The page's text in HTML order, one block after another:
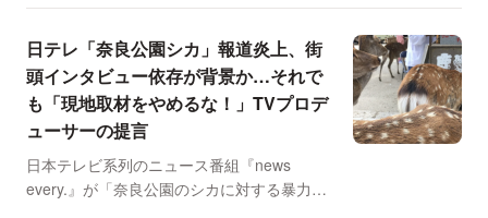
日テレ「奈良公園シカ」報道炎上、街
頭インタビュー依存が背景か…それで
も「現地取材をやめるな！」TVプロデ
ューサーの提言
日本テレビ系列のニュース番組『news
every.』が「奈良公園のシカに対する暴力問